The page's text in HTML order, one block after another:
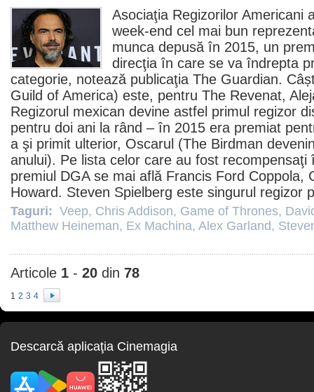
Asociaţia Regizorilor Americani
week-end cel mai bun
munca depusă în 2015, un
direcţia în care se va îndrepta
categorie, notează publicaţia The Guardian.
Guild of America) este, pentru The Revenat,
Regizorul mexican devine astfel primul regizor
pentru doi ani la rând – în 2015 era premiat
a şi primit ulterior, Oscarul (The Birdman
anului). Pe lista celor care au fost recompensaţi
premiul DGA se mai află Francis Ford Coppola,
Howard. Steven Spielberg este singurul regizor
Taguri: Veep, Chris Addison, Game of Thrones,
Matthew Heineman, Ex Machina, Alex Garland,
Articole 1 - 20 din 78
1 2 3 4
Descarcă aplicaţia Cinemagia